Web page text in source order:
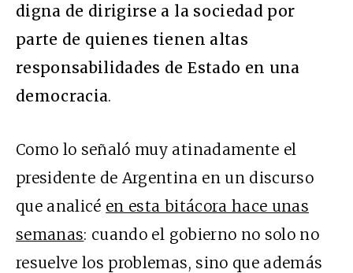
digna de dirigirse a la sociedad por
parte de quienes tienen altas
responsabilidades de Estado en una
democracia.
Como lo señaló muy atinadamente el
presidente de Argentina en un discurso
que analicé en esta bitácora hace unas
semanas: cuando el gobierno no solo no
resuelve los problemas, sino que además